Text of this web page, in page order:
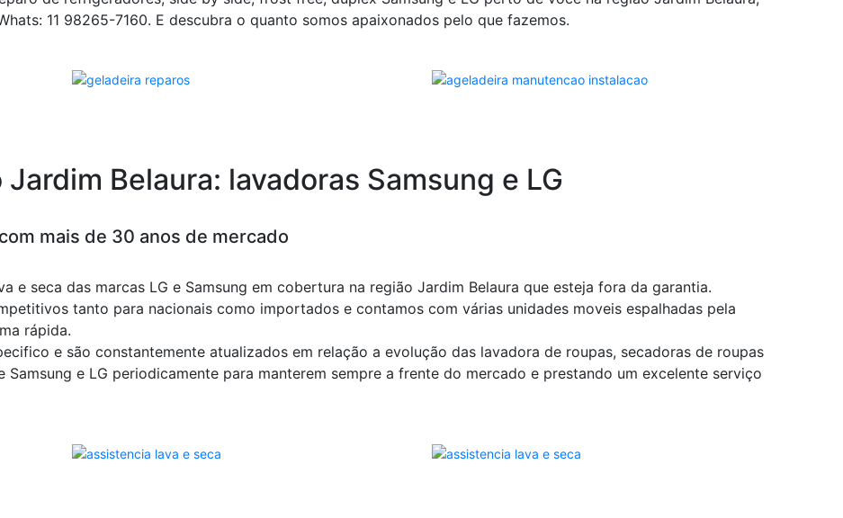
11 98265-7160. E descubra o quanto somos apaixonados pelo que fazemos.
Belaura: lavadoras Samsung e LG
mais de 30 anos de mercado
e seca das marcas LG e Samsung em cobertura na região Jardim Belaura que esteja fora da garantia.
tanto para nacionais como importados e contamos com várias unidades moveis espalhadas pela
rápida.
e são constantemente atualizados em relação a evolução das lavadora de roupas, secadoras de roupas
Samsung e LG periodicamente para manterem sempre a frente do mercado e prestando um excelente serviço